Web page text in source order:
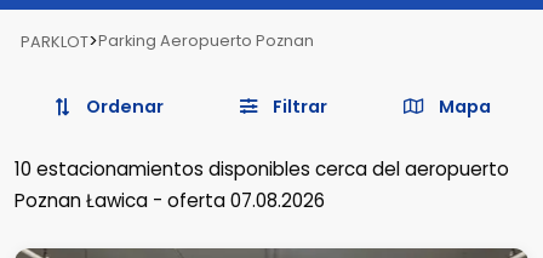
PARKLOT>Parking Aeropuerto Poznan
Ordenar Filtrar Mapa
10 estacionamientos disponibles cerca del aeropuerto
Poznan Ławica - oferta 07.08.2026